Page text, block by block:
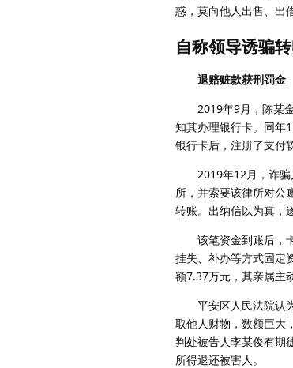
惑，莫向他人出售、出
自称领导诱骗
退赔赃款获刑罚金
2019年9月，陈某金
知其办理银行卡。同年
银行卡后，注册了支付
2019年12月，诈骗
所，并索要该律所对公
转账。出纳信以为真，
该笔资金到账后，卡
挂失、补办等方式固定
额7.37万元，其亲属主
平安区人民法院认为
取他人财物，数额巨大
判处被告人李某俊有期
所得退还被害人。